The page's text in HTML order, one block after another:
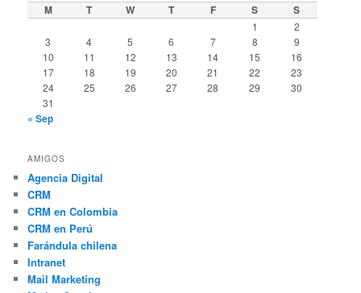
M T W T F S S
1
2
3
4 5 6 7 8
9
10
11 12 13 14 15
16
17
18 19 20 21 22
23
24
25 26 27 28 29
30
31
« Sep
AMIGOS
Agencia Digital
CRM
CRM en Colombia
CRM en Perú
Farándula chilena
Intranet
Mail Marketing